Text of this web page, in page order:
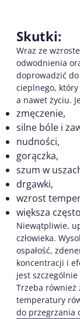
Skutki:
Wraz ze
odwodnienia
doprowadzić
cieplnego,
a nawet życiu.
zmęczenie,
silne bóle i
nudności,
gorączka,
szum w
drgawki,
wzrost
większa
Niewątpliwie,
człowieka.
ospałość,
koncentracji i
jest
Trzeba również
temperatury
do przegrzania